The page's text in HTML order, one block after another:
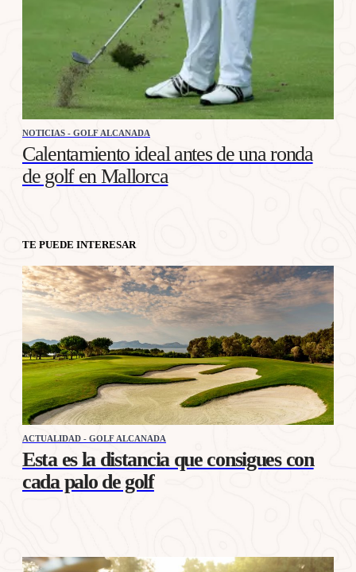
NOTICIAS - GOLF ALCANADA
Calentamiento ideal antes de una ronda
de golf en Mallorca
TE PUEDE INTERESAR
ACTUALIDAD - GOLF ALCANADA
Esta es la distancia que consigues con
cada palo de golf